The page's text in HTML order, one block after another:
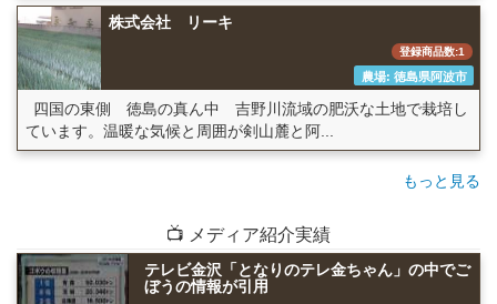
株式会社 リーキ
登録商品数:1
農場: 徳島県阿波市
四国の東側 徳島の真ん中 吉野川流域の肥沃な土地で栽培し
ています。温暖な気候と周囲が剣山麓と阿...
もっと見る
📺 メディア紹介実績
テレビ金沢「となりのテレ金ちゃん」の中でご
ぼうの情報が引用